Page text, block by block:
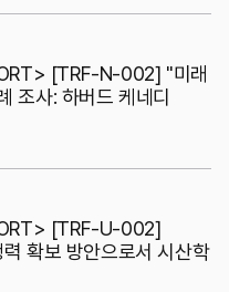
[TRF-N-002] "미래
조사: 하버드 케네디
[TRF-U-002]
확보 방안으로서 시산학